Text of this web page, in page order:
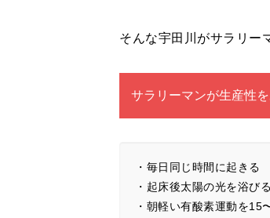
そんな宇田川がサラリー
サラリーマンが生産性
・毎日同じ時間に起きる
・起床後太陽の光を浴びる
・朝軽い有酸素運動を15